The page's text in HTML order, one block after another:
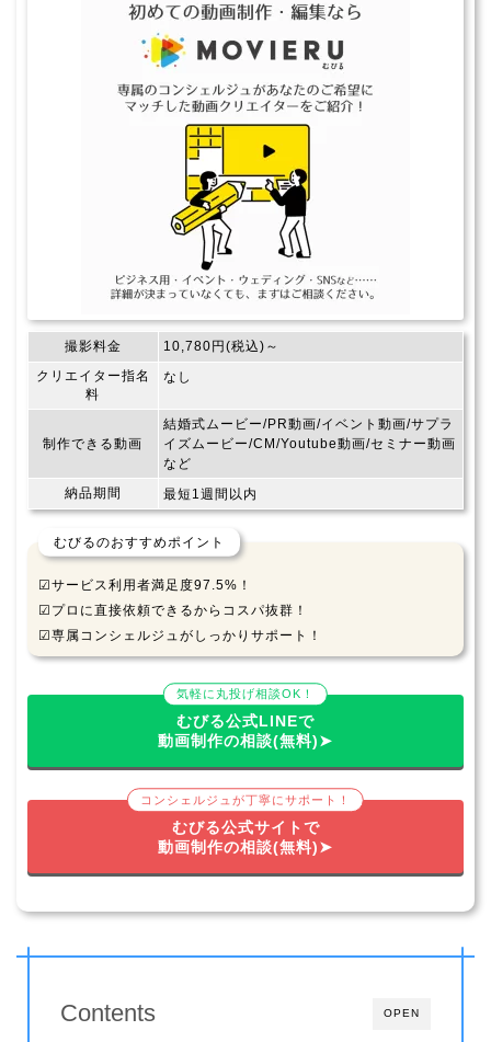
撮影料金
10,780円(税込)～
クリエイター指名
料
なし
制作できる動画
結婚式ムービー/PR動画/イベント動画/サプラ
イズムービー/CM/Youtube動画/セミナー動画
など
納品期間
最短1週間以内
むびるのおすすめポイント
☑サービス利用者満足度97.5%！
☑プロに直接依頼できるからコスパ抜群！
☑専属コンシェルジュがしっかりサポート！
気軽に丸投げ相談OK！
むびる公式LINEで
動画制作の相談(無料)➤
コンシェルジュが丁寧にサポート！
むびる公式サイトで
動画制作の相談(無料)➤
OPEN
Contents